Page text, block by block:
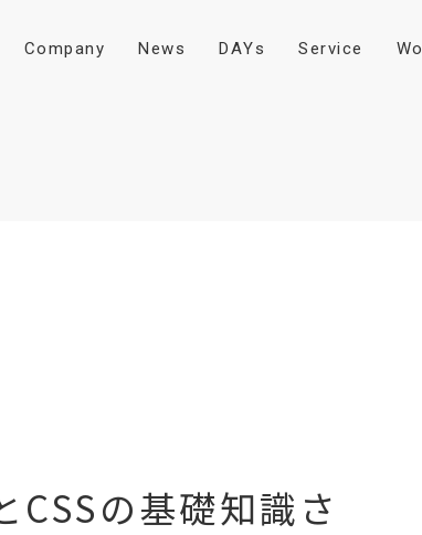
Company News DAYs Service Wo
CSSの基礎知識さ